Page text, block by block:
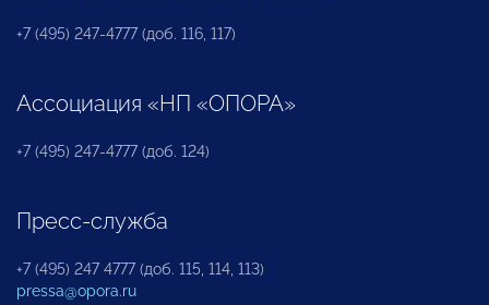
+7 (495) 247-4777 (доб. 116, 117)
Ассоциация «НП «ОПОРА»
+7 (495) 247-4777 (доб. 124)
Пресс-служба
+7 (495) 247 4777 (доб. 115, 114, 113)
pressa@opora.ru